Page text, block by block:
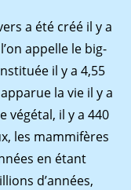
a été créé il y a
appelle le big-
il y a 4,55
la vie il y a
végétal, il y a 440
les mammifères
en étant
d’années,